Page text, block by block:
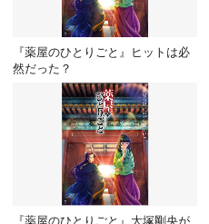
『薬屋のひとりごと』ヒットは必
然だった？
『薬屋のひとりごと』大塚剛央が